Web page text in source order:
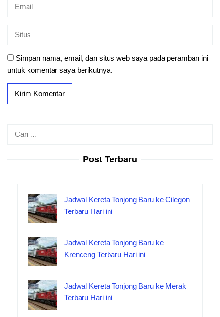
Simpan nama, email, dan situs web saya pada peramban ini
untuk komentar saya berikutnya.
Post Terbaru
Jadwal Kereta Tonjong Baru ke Cilegon
Terbaru Hari ini
Jadwal Kereta Tonjong Baru ke
Krenceng Terbaru Hari ini
Jadwal Kereta Tonjong Baru ke Merak
Terbaru Hari ini